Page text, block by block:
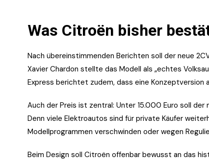
Was Citroën bisher
Nach übereinstimmenden Berichten soll der neue
Xavier Chardon stellte das Modell als „echtes
Express berichtet zudem, dass eine
Auch der Preis ist zentral: Unter 15.000 Euro soll
Denn viele Elektroautos sind für private Käufer
Modellprogrammen verschwinden oder wegen
Beim Design soll Citroën offenbar bewusst an das